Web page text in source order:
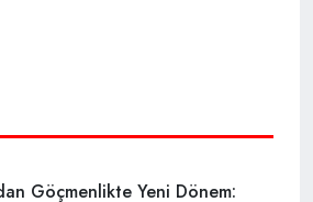
Göçmenlikte Yeni Dönem: